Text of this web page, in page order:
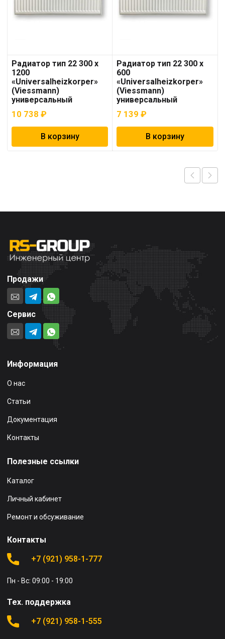
Радиатор тип 22 300 x
1200
«Universalheizkorper»
(Viessmann)
универсальный
10 738 ₽
В корзину
Радиатор тип 22 300 х
600
«Universalheizkorper»
(Viessmann)
универсальный
7 139₽
В корзину
Продажи
Сервис
Информация
О нас
Статьи
Документация
Контакты
Полезные ссылки
Каталог
Личный кабинет
Ремонт и обсуживание
Контакты
+7 (921) 958-1-777
Пн - Вс: 09:00 - 19:00
Тех. поддержка
+7 (921) 958-1-555